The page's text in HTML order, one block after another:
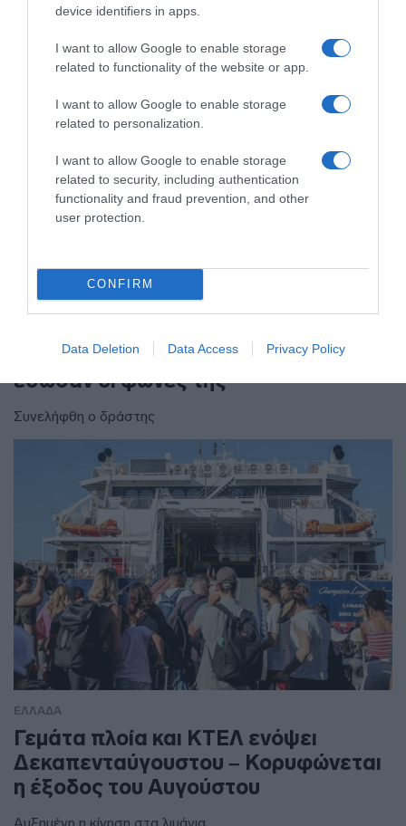
device identifiers in apps.
I want to allow Google to enable storage
related to functionality of the website or app.
I want to allow Google to enable storage
related to personalization.
I want to allow Google to enable storage
related to security, including authentication
functionality and fraud prevention, and other
user protection.
CONFIRM
Data Deletion Data Access Privacy Policy
ΕΛΛΑΔΑ
κλείδωσε ανήλικη στο σπίτι του – Την
έσωσαν οι φωνές της
Συνελήφθη ο δράστης
ΕΛΛΑΔΑ
Γεμάτα πλοία και ΚΤΕΛ ενόψει
Δεκαπενταύγουστου – Κορυφώνεται
η έξοδος του Αυγούστου
Αυξημένη η κίνηση στα λιμάνια